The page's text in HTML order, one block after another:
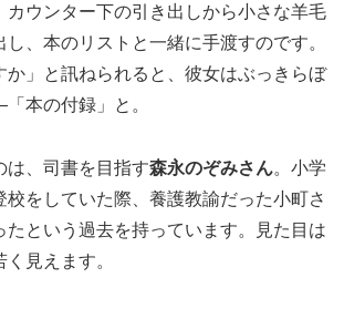
カウンター下の引き出しから小さな羊毛
、本のリストと一緒に手渡すのです。
か」と訊ねられると、彼女はぶっきらぼ
本の付録」と。
は、司書を目指す森永のぞみさん。小学
校をしていた際、養護教諭だった小町さ
たという過去を持っています。見た目は
見えます。